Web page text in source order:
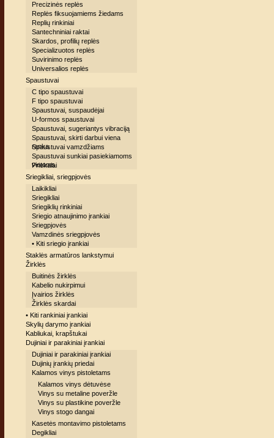
Precizinės replės
Replės fiksuojamiems žiedams
Replių rinkiniai
Santechniniai raktai
Skardos, profilių replės
Specializuotos replės
Suvirinimo replės
Universalios replės
Spaustuvai
C tipo spaustuvai
F tipo spaustuvai
Spaustuvai, suspaudėjai
U-formos spaustuvai
Spaustuvai, sugeriantys vibraciją
Spaustuvai, skirti darbui viena
ranka
Spaustuvai vamzdžiams
Spaustuvai sunkiai pasiekiamoms
vietoms
Priekalai
Sriegikliai, sriegpjovės
Laikikliai
Sriegikliai
Sriegiklių rinkiniai
Sriegio atnaujinimo įrankiai
Sriegpjovės
Vamzdinės sriegpjovės
• Kiti sriegio įrankiai
Staklės armatūros lankstymui
Žirklės
Buitinės žirklės
Kabelio nukirpimui
Įvairios žirklės
Žirklės skardai
• Kiti rankiniai įrankiai
Skylių darymo įrankiai
Kabliukai, krapštukai
Dujiniai ir parakiniai įrankiai
Dujiniai ir parakiniai įrankiai
Dujinių įrankių priedai
Kalamos vinys pistoletams
Kalamos vinys dėtuvėse
Vinys su metaline poveržle
Vinys su plastikine poveržle
Vinys stogo dangai
Kasetės montavimo pistoletams
Degikliai